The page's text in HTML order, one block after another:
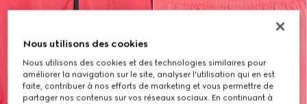
Nous utilisons des cookies
Nous utilisons des cookies et des technologies similaires pour
améliorer la navigation sur le site, analyser l'utilisation qui en est
faite, contribuer à nos efforts de marketing et vous permettre de
partager nos contenus sur vos réseaux sociaux. En continuant à